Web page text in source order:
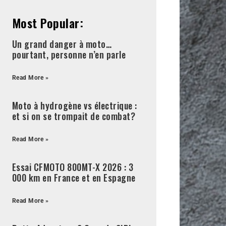
Most Popular:
Un grand danger à moto…
pourtant, personne n’en parle
Read More »
Moto à hydrogène vs électrique :
et si on se trompait de combat?
Read More »
Essai CFMOTO 800MT-X 2026 : 3
000 km en France et en Espagne
Read More »